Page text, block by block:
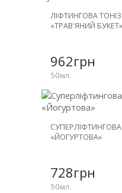
ЛІФТИНГОВА
«ТРАВ'ЯНИЙ БУКЕТ»
962грн
50мл.
«ЙОГУРТОВА»
728грн
50мл.